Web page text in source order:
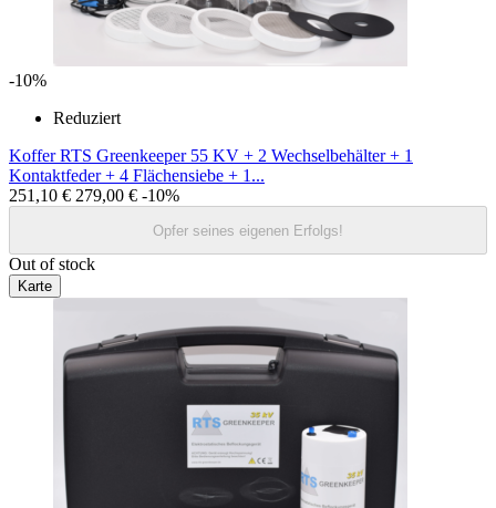
-10%
Reduziert
Koffer RTS Greenkeeper 55 KV + 2 Wechselbehälter + 1
Kontaktfeder + 4 Flächensiebe + 1...
251,10 € 279,00 € -10%
Opfer seines eigenen Erfolgs!
Out of stock
Karte